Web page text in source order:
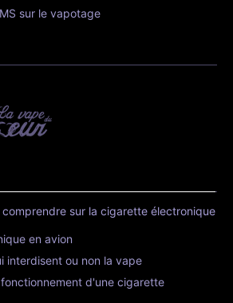
sur le vapotage
sur la cigarette électronique
en avion
interdisent ou non la vape
d'une cigarette